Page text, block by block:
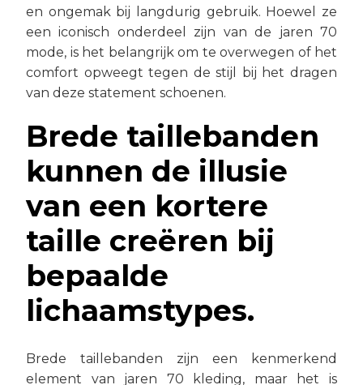
en ongemak bij langdurig gebruik. Hoewel ze
een iconisch onderdeel zijn van de jaren 70
mode, is het belangrijk om te overwegen of het
comfort opweegt tegen de stijl bij het dragen
van deze statement schoenen.
Brede taillebanden
kunnen de illusie
van een kortere
taille creëren bij
bepaalde
lichaamstypes.
Brede taillebanden zijn een kenmerkend
element van jaren 70 kleding, maar het is